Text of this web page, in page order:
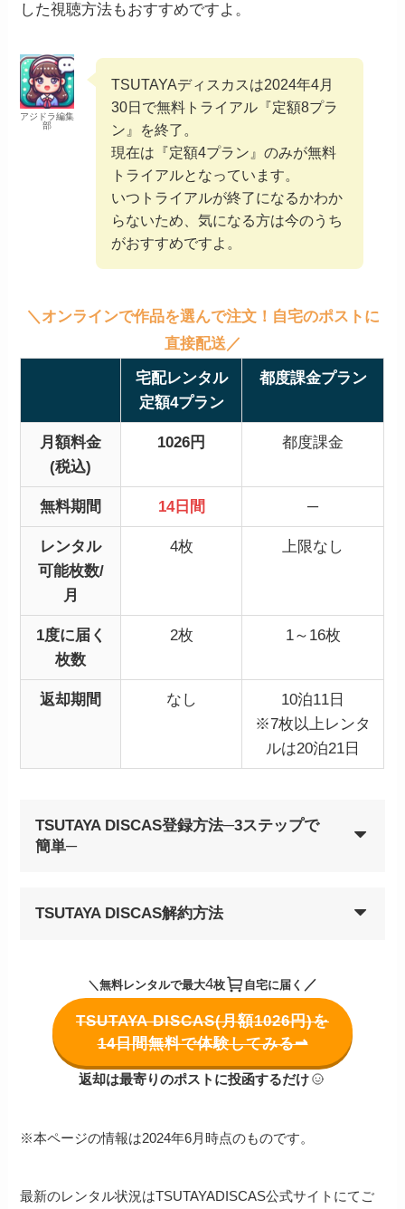
した視聴方法もおすすめですよ。
アジドラ編集
部
TSUTAYAディスカスは2024年4月
30日で無料トライアル『定額8プラ
ン』を終了。
現在は『定額4プラン』のみが無料
トライアルとなっています。
いつトライアルが終了になるかわか
らないため、気になる方は今のうち
がおすすめですよ。
＼オンラインで作品を選んで注文！自宅のポストに
直接配送／
宅配レンタル
定額4プラン
都度課金プラン
月額料金
(税込)
1026円 都度課金
無料期間 14日間 ─
レンタル
可能枚数/
月
4枚 上限なし
1度に届く
枚数
2枚 1～16枚
返却期間 なし
10泊11日
※7枚以上レンタ
ルは20泊21日
TSUTAYA DISCAS登録方法─3ステップで
簡単─
TSUTAYA DISCAS解約方法
＼無料レンタルで最大4枚 自宅に届く ／
TSUTAYA DISCAS(月額1026円)を
14日間無料で体験してみる⇀
返却は最寄りのポストに投函するだけ
※本ページの情報は2024年6月時点のものです。
最新のレンタル状況はTSUTAYADISCAS公式サイトにてご